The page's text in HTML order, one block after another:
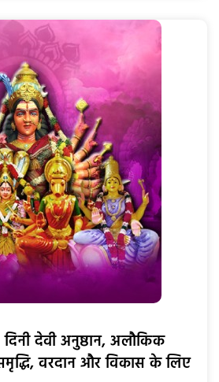
देवी अनुष्ठान, अलौकिक
वरदान और विकास के लिए